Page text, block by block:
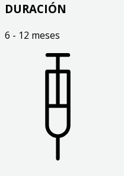
DURACIÓN
6 - 12 meses